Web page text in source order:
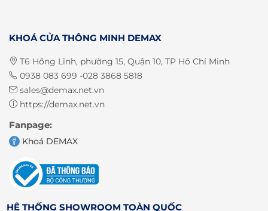
KHOÁ CỬA THÔNG MINH DEMAX
T6 Hồng Lĩnh, phường 15, Quận 10, TP Hồ Chí Minh
0938 083 699 -028 3868 5818
sales@demax.net.vn
https://demax.net.vn
Fanpage:
Khoá DEMAX
HỆ THỐNG SHOWROOM TOÀN QUỐC